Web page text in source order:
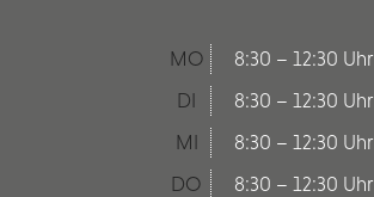
MO
8:30 – 12:30 Uhr
DI
8:30 – 12:30 Uhr
MI
8:30 – 12:30 Uhr
DO
8:30 – 12:30 Uhr